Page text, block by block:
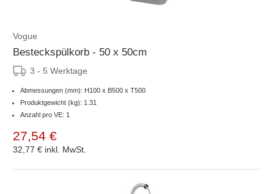
Vogue
Besteckspülkorb - 50 x 50cm
3 - 5 Werktage
Abmessungen (mm): H100 x B500 x T500
Produktgewicht (kg): 1.31
Anzahl pro VE: 1
27,54 €
32,77 € inkl. MwSt.